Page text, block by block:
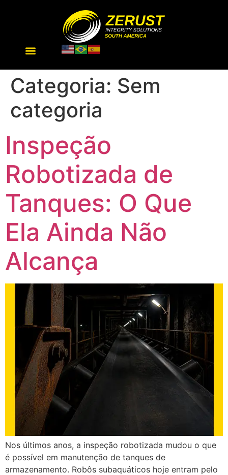
Categoria: Sem
categoria
Inspeção
Robotizada de
Tanques: O Que
Ela Ainda Não
Alcança
Nos últimos anos, a inspeção robotizada mudou o que
é possível em manutenção de tanques de
armazenamento. Robôs subaquáticos hoje entram pelo